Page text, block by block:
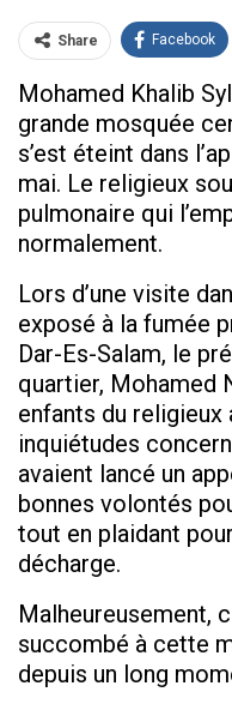
Share Facebook
Mohamed Khalib
grande mosquée
s’est éteint dans
mai. Le religieux
pulmonaire qui
normalement.
Lors d’une visite
exposé à la fumée
Dar-Es-Salam, le
quartier, Mohamed
enfants du
inquiétudes
avaient lancé un
bonnes volontés
tout en plaidant
décharge.
Malheureusement,
succombé à cette
depuis un long